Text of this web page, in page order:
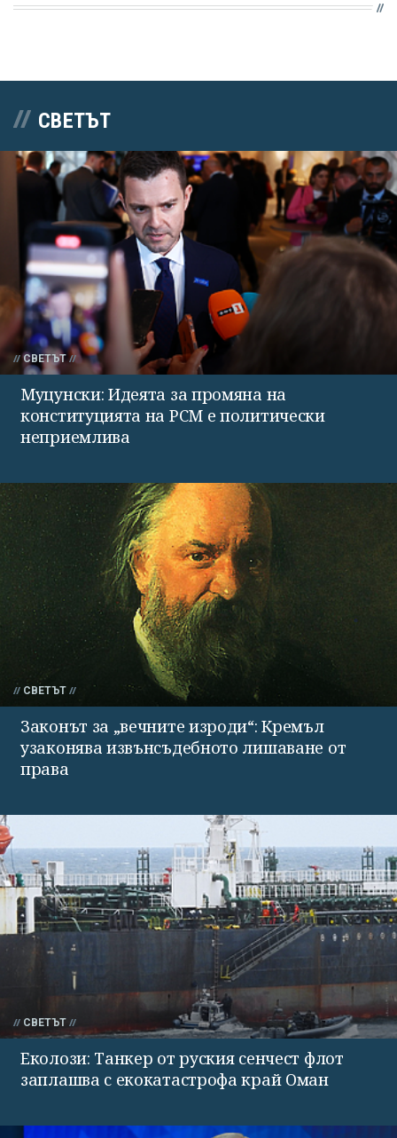
СВЕТЪТ
СВЕТЪТ
Муцунски: Идеята за промяна на
конституцията на РСМ е политически
неприемлива
СВЕТЪТ
Законът за „вечните изроди“: Кремъл
узаконява извънсъдебното лишаване от
права
СВЕТЪТ
Еколози: Танкер от руския сенчест флот
заплашва с екокатастрофа край Оман